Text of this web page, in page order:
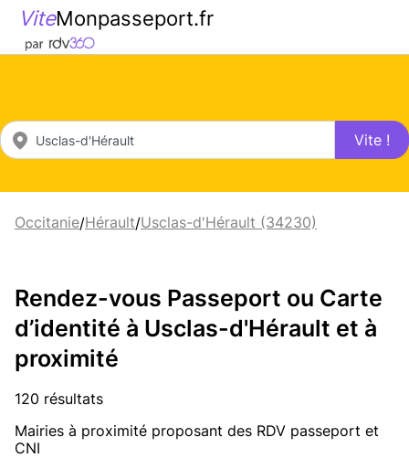
ViteMonpasseport.fr
Vite !
Occitanie/Hérault/Usclas-d'Hérault (34230)
Rendez-vous Passeport ou Carte
d’identité à Usclas-d'Hérault et à
proximité
120 résultats
Mairies à proximité proposant des RDV passeport et
CNI